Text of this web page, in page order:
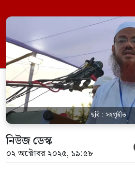
হামলা হচ্ছে। সাধারণ মানুষ
আন্দোলন করেছে, কিন্তু
আবারও লুটপাট, জুলুমবাজি,
হয় তবে জনগণ তা মেনে
ছবি : সংগৃহীত
নিউজ ডেস্ক
০২ অক্টোবর ২০২৫, ১৯:৫৮